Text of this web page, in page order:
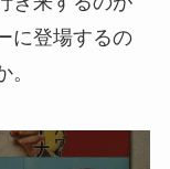
に登場するの